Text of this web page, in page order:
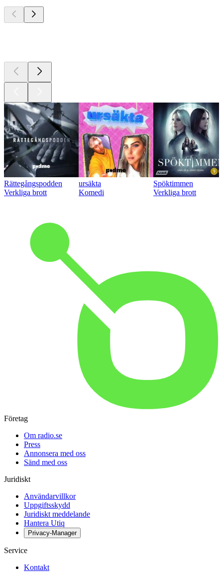
Rättegångspodden
Verkliga brott
ursäkta
Komedi
Spöktimmen
Verkliga brott
Företag
Om radio.se
Press
Annonsera med oss
Sänd med oss
Juridiskt
Användarvillkor
Uppgiftsskydd
Juridiskt meddelande
Hantera Utiq
Privacy-Manager
Service
Kontakt